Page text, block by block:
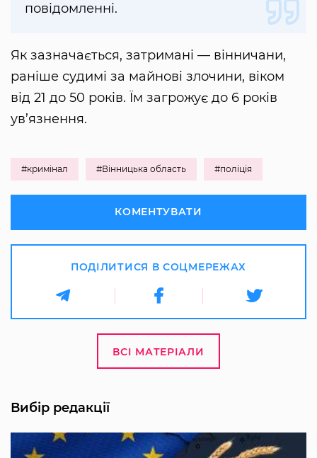
повідомленні.
Як зазначається, затримані — вінничани,
раніше судимі за майнові злочини, віком
від 21 до 50 років. Їм загрожує до 6 років
ув’язнення.
#кримінал #Вінницька область #поліція
КОМЕНТУВАТИ
ПОДІЛИТИСЯ В СОЦМЕРЕЖАХ
ВСІ МАТЕРІАЛИ
Вибір редакції